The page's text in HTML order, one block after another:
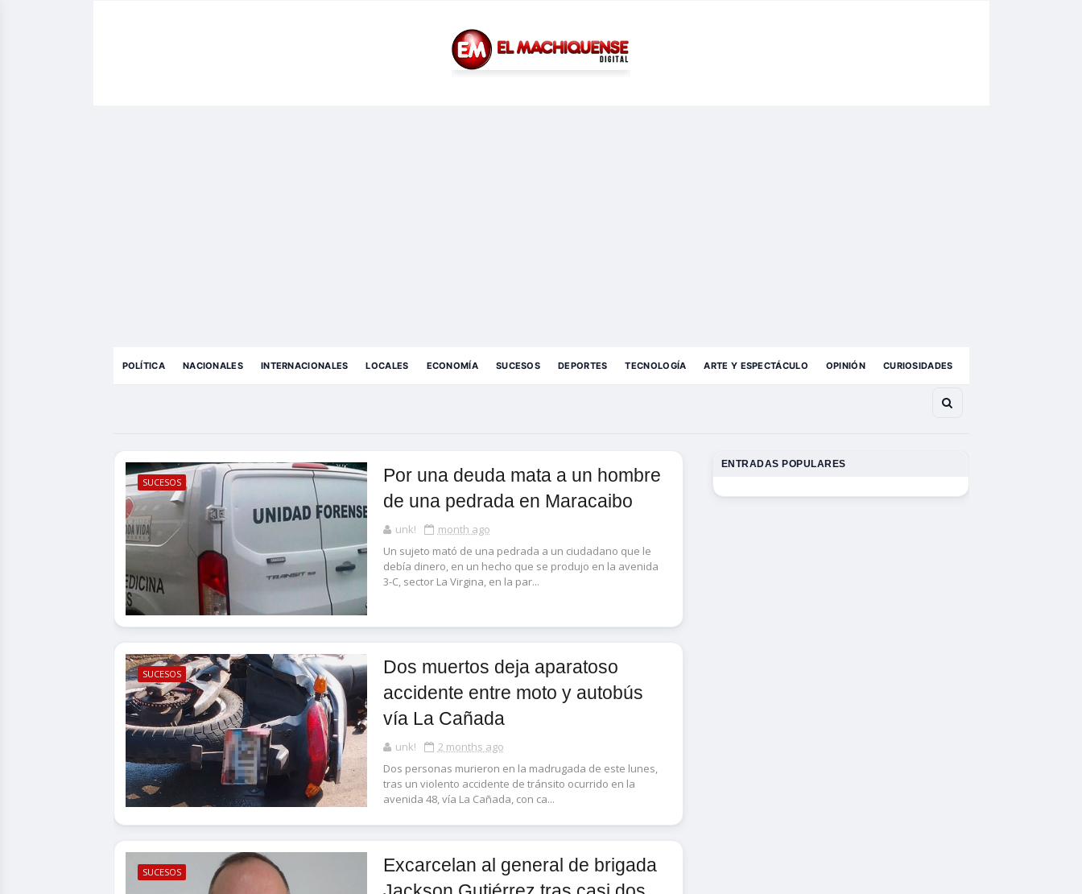
POLÍTICA NACIONALES INTERNACIONALES LOCALES ECONOMÍA SUCESOS DEPORTES TECNOLOGÍA ARTE Y ESPECTÁCULO OPINIÓN CURIOSIDADES
SUCESOS
Por una deuda mata a un hombre
de una pedrada en Maracaibo
unk!
month ago
Un sujeto mató de una pedrada a un ciudadano que le
debía dinero, en un hecho que se produjo en la avenida
3-C, sector La Virgina, en la par...
SUCESOS
Dos muertos deja aparatoso
accidente entre moto y autobús
vía La Cañada
unk!
2 months ago
Dos personas murieron en la madrugada de este lunes,
tras un violento accidente de tránsito ocurrido en la
avenida 48, vía La Cañada, con ca...
SUCESOS
Excarcelan al general de brigada
ENTRADAS POPULARES